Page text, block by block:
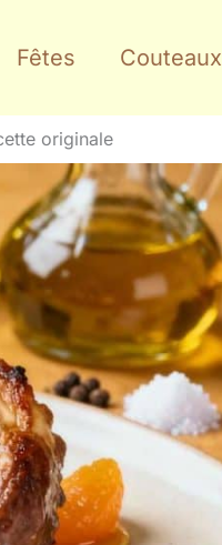
Fêtes Couteaux
originale